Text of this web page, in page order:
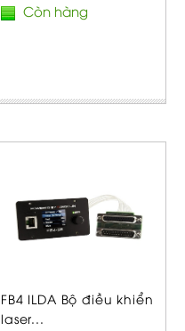
Còn hàng
FB4 ILDA Bộ điều khiển
laser...